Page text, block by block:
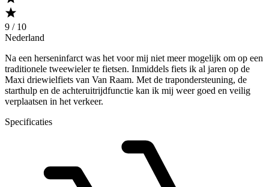
9 / 10
Nederland
Na een herseninfarct was het voor mij niet meer mogelijk om op een
traditionele tweewieler te fietsen. Inmiddels fiets ik al jaren op de
Maxi driewielfiets van Van Raam. Met de trapondersteuning, de
starthulp en de achteruitrijdfunctie kan ik mij weer goed en veilig
verplaatsen in het verkeer.
Specificaties